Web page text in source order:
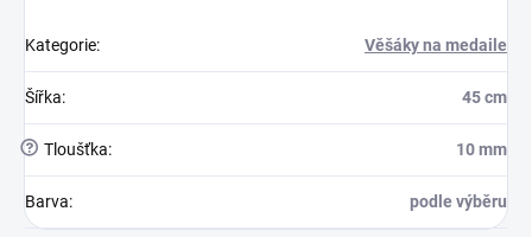
Kategorie: Věšáky na medaile
Šířka: 45 cm
? Tloušťka: 10 mm
Barva: podle výběru